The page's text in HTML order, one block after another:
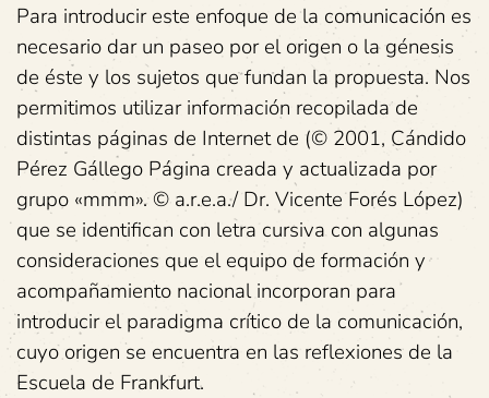
Para introducir este enfoque de la comunicación es
necesario dar un paseo por el origen o la génesis
de éste y los sujetos que fundan la propuesta. Nos
permitimos utilizar información recopilada de
distintas páginas de Internet de (© 2001, Cándido
Pérez Gállego Página creada y actualizada por
grupo «mmm». © a.r.e.a./ Dr. Vicente Forés López)
que se identifican con letra cursiva con algunas
consideraciones que el equipo de formación y
acompañamiento nacional incorporan para
introducir el paradigma crítico de la comunicación,
cuyo origen se encuentra en las reflexiones de la
Escuela de Frankfurt.